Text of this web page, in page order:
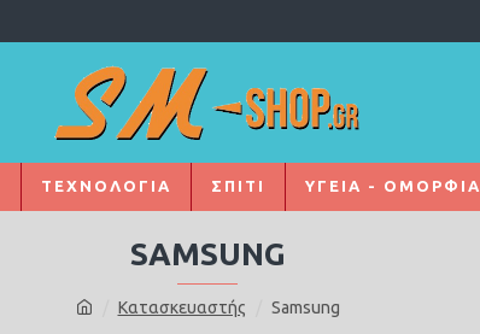
ΤΕΧΝΟΛΟΓΙΑ ΣΠΙΤΙ ΥΓΕΙΑ - ΟΜΟΡΦΙΑ
Κατασκευαστής Samsung
SAMSUNG